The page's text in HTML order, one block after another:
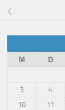
M D
3
4
10
11